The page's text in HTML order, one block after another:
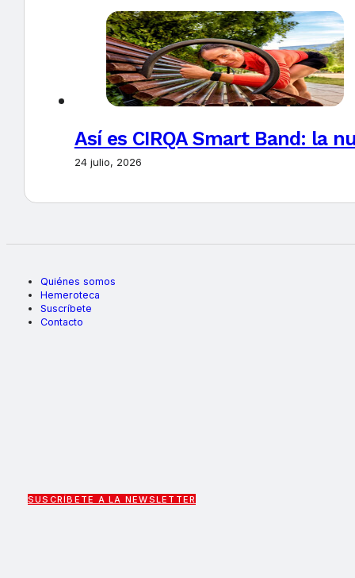
Así es CIRQA Smart Band: la
24 julio, 2026
Quiénes somos
Hemeroteca
Suscríbete
Contacto
SUSCRÍBETE A LA NEWSLETTER